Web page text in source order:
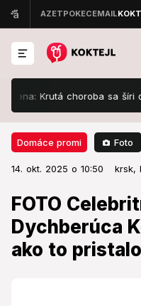
Krutá choroba sa šíri ďalej,
Domáce promi Foto
14. okt. 2025 o 10:50 krsk,
FOTO
Dychberúca
ako to
Domáce promi 14.
FOTO
Dychberúca
to pristalo
Premiéru si prišlo užiť